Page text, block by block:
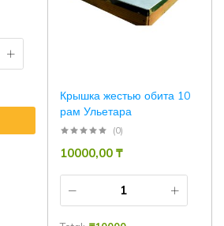
Крышка жестью обита 10
рам Ульетара
(0)
10000,00 ₸